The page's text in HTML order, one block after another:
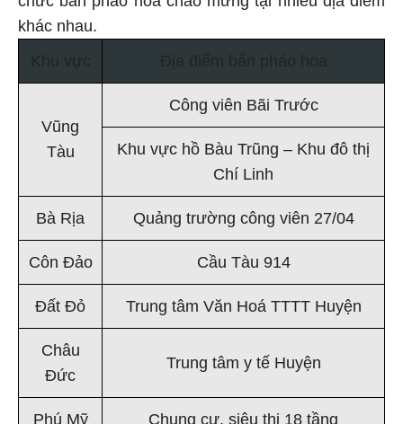
khác nhau.
Vũng
Tàu
Công viên Bãi Trước
Khu vực hồ Bàu Trũng – Khu đô thị
Chí Linh
Bà Rịa Quảng trường công viên 27/04
Côn Đảo Cầu Tàu 914
Đất Đỏ Trung tâm Văn Hoá TTTT Huyện
Châu
Đức
Trung tâm y tế Huyện
Phú Mỹ Chung cư, siêu thị 18 tầng